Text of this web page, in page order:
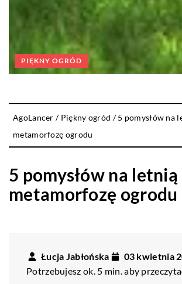
PIĘKNY OGRÓD
AgoLancer / Piękny ogród /5 pomysłów na
metamorfozę ogrodu
5 pomysłów na letnią
metamorfozę ogrodu
Łucja Jabłońska
03 kwietnia
Potrzebujesz ok. 5 min. aby